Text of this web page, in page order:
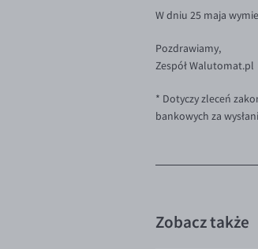
W dniu 25 maja
Pozdrawiamy,
Zespół Walutomat.pl
* Dotyczy zleceń
bankowych za
Zobacz także